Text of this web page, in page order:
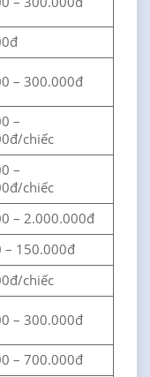
– 300.000đ
–
chiếc
–
chiếc
– 2.000.000đ
– 150.000đ
chiếc
– 300.000đ
– 700.000đ